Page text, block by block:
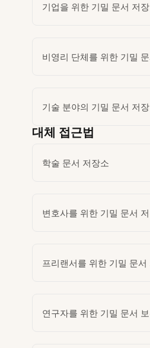
기업을 위한 기밀 문서 저장
비영리 단체를 위한 기밀
기술 분야의 기밀 문서 저장
대체 접근법
학술 문서 저장소
변호사를 위한 기밀 문서
프리랜서를 위한 기밀 문서
연구자를 위한 기밀 문서